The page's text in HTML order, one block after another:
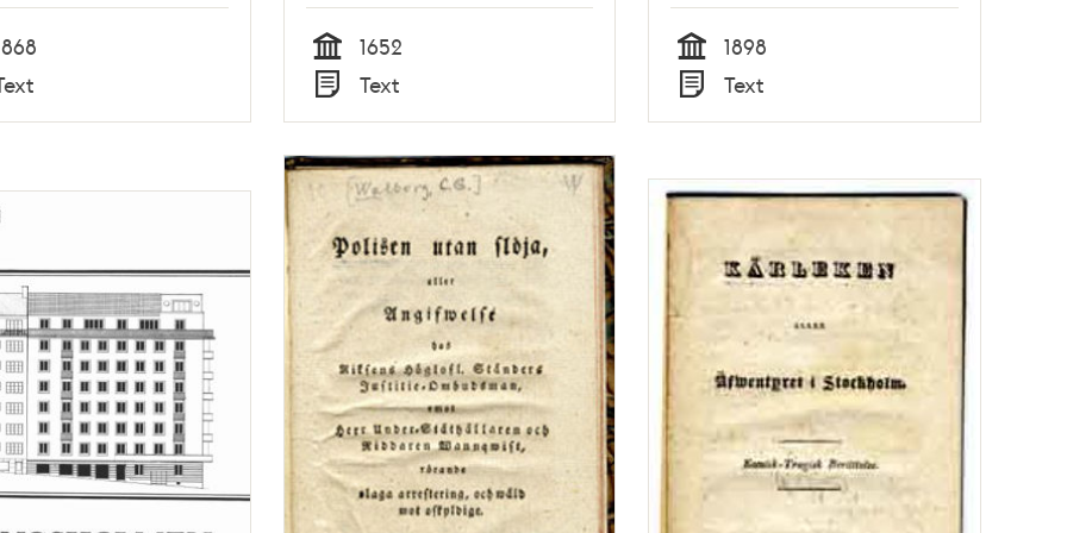
Tid
1652
Typ
Text Tid
1898
Typ
Text